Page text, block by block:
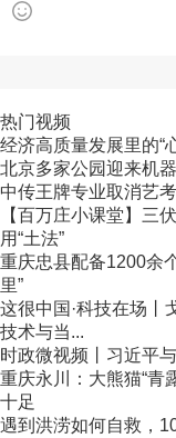
热门视频
经济高质量发展里的“
北京多家公园迎来机
中传王牌专业取消艺
【百万庄小课堂】三
用“土法”
重庆忠县配备1200余
里”
这很中国·科技在场丨
技术与当...
时政微视频丨习近平
重庆永川：大熊猫“青
十足
遇到洪涝如何自救，